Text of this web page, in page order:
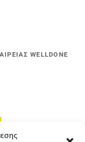
WELLDONE